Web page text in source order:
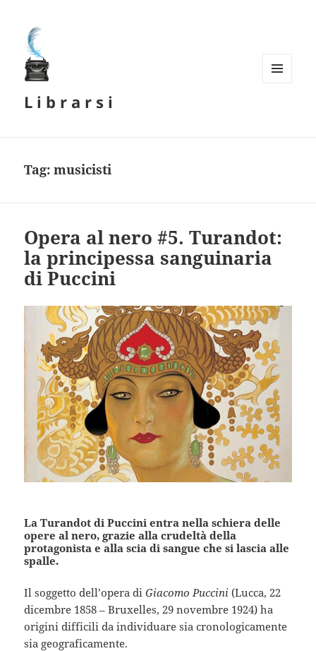
L i b r a r s i
Tag:musicisti
Opera al nero #5. Turandot:
la principessa sanguinaria
di Puccini
La Turandot di Puccini entra nella schiera delle
opere al nero, grazie alla crudeltà della
protagonista e alla scia di sangue che si lascia alle
spalle.
Il soggetto dell’opera diGiacomo Puccini (Lucca, 22
dicembre 1858 – Bruxelles, 29 novembre 1924) ha
origini difficili da individuare sia cronologicamente
sia geograficamente.